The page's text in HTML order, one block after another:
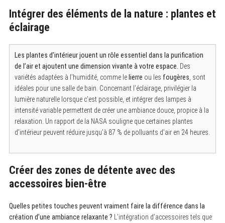
Intégrer des éléments de la nature : plantes et
éclairage
Les plantes d’intérieur jouent un rôle essentiel dans la purification
de l’air et ajoutent une dimension vivante à votre espace. Des
variétés adaptées à l’humidité, comme le lierre ou les fougères , sont
idéales pour une salle de bain. Concernant l’éclairage, privilégier la
lumière naturelle lorsque c’est possible, et intégrer des lampes à
intensité variable permettent de créer une ambiance douce, propice à la
relaxation. Un rapport de la NASA souligne que certaines plantes
d’intérieur peuvent réduire jusqu’à 87 % de polluants d’air en 24 heures.
Créer des zones de détente avec des
accessoires bien-être
Quelles petites touches peuvent vraiment faire la différence dans la
création d’une ambiance relaxante ? L’intégration d’accessoires tels que
c
h
f
o
r